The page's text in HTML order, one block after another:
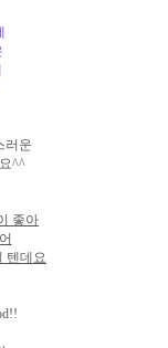
러운
^^
좋아
텐데요